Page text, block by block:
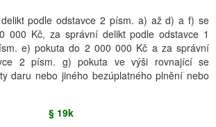
podle odstavce 2 písm. a) až d) a f) se
000 Kč, za správní delikt podle odstavce 1
e) pokuta do 2 000 000 Kč a za správní
2 písm. g) pokuta ve výši rovnající se
daru nebo jiného bezúplatného plnění nebo
§ 19k